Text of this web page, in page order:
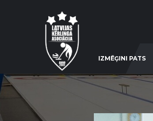
IZMĒĢINI PATS